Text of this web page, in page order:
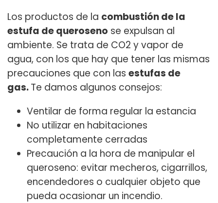
Los productos de la combustión de la
estufa de queroseno se expulsan al
ambiente. Se trata de CO2 y vapor de
agua, con los que hay que tener las mismas
precauciones que con las estufas de
gas.Te damos algunos consejos:
Ventilar de forma regular la estancia
No utilizar en habitaciones
completamente cerradas
Precaución a la hora de manipular el
queroseno: evitar mecheros, cigarrillos,
encendedores o cualquier objeto que
pueda ocasionar un incendio.